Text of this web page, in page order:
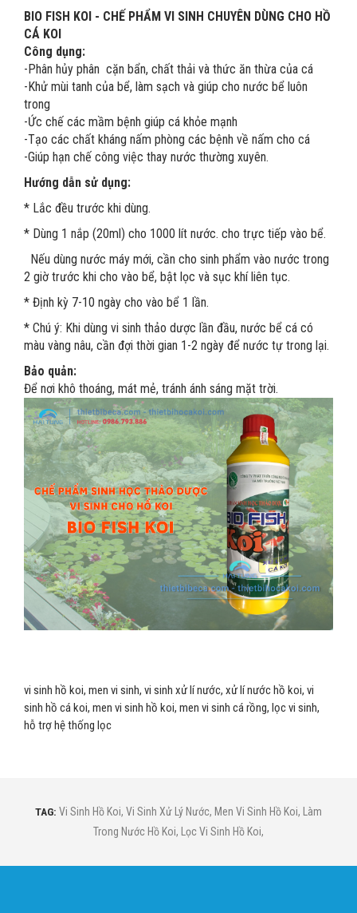
BIO FISH KOI - CHẾ PHẨM VI SINH CHUYÊN DÙNG CHO HỒ
CÁ KOI
Công dụng:
-Phân hủy phân cặn bẩn, chất thải và thức ăn thừa của cá
-Khử mùi tanh của bể, làm sạch và giúp cho nước bể luôn
trong
-Ức chế các mầm bệnh giúp cá khỏe mạnh
-Tạo các chất kháng nấm phòng các bệnh về nấm cho cá
-Giúp hạn chế công việc thay nước thường xuyên.
Hướng dẫn sử dụng:
* Lắc đều trước khi dùng.
* Dùng 1 nắp (20ml) cho 1000 lít nước. cho trực tiếp vào bể.
Nếu dùng nước máy mới, cần cho sinh phẩm vào nước trong
2 giờ trước khi cho vào bể, bật lọc và sục khí liên tục.
* Định kỳ 7-10 ngày cho vào bể 1 lần.
* Chú ý: Khi dùng vi sinh thảo dược lần đầu, nước bể cá có
màu vàng nâu, cần đợi thời gian 1-2 ngày để nước tự trong lại.
Bảo quản:
Để nơi khô thoáng, mát mẻ, tránh ánh sáng mặt trời.
vi sinh hồ koi, men vi sinh, vi sinh xử lí nước, xử lí nước hồ koi, vi
sinh hồ cá koi, men vi sinh hồ koi, men vi sinh cá rồng, lọc vi sinh,
hỗ trợ hệ thống lọc
TAG: Vi Sinh Hồ Koi, Vi Sinh Xử Lý Nước, Men Vi Sinh Hồ Koi,
Làm
Trong Nước Hồ Koi, Lọc Vi Sinh Hồ Koi,